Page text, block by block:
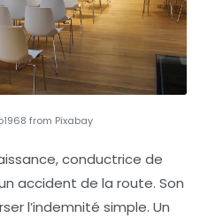
from Pixabay
conductrice de
accident de la route. Son
l’indemnité simple. Un